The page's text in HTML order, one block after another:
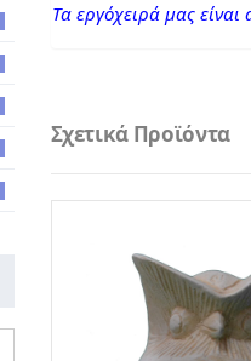
Τα εργόχειρά μας
Σχετικά Προϊόντα